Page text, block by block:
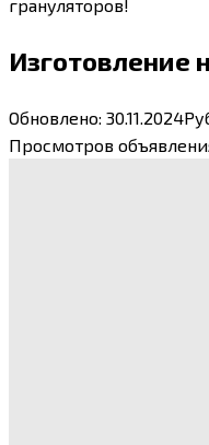
грануляторов!
Изготовление
Обновлено: 30.11.2024
Просмотров